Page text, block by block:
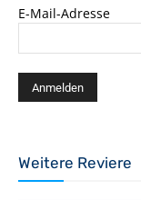
E-Mail-Adresse
Weitere Reviere